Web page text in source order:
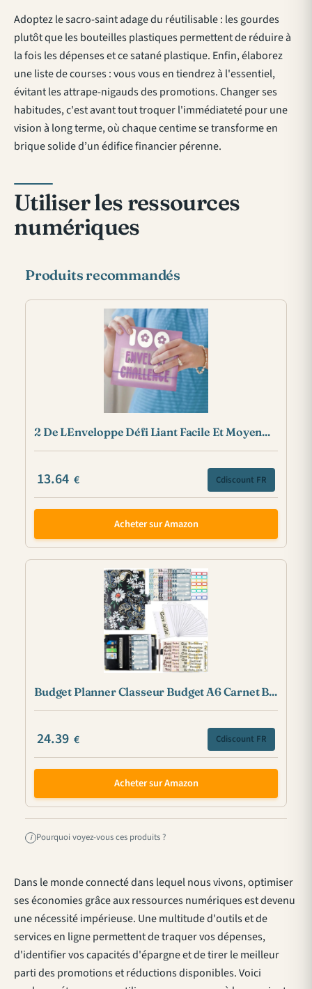
Adoptez le sacro-saint adage du réutilisable : les gourdes
plutôt que les bouteilles plastiques permettent de réduire à
la fois les dépenses et ce satané plastique. Enfin, élaborez
une liste de courses : vous vous en tiendrez à l'essentiel,
évitant les attrape-nigauds des promotions. Changer ses
habitudes, c'est avant tout troquer l'immédiateté pour une
vision à long terme, où chaque centime se transforme en
brique solide d’un édifice financier pérenne.
Utiliser les ressources
numériques
Produits recommandés
2 De LEnveloppe Défi Liant Facile Et Moyen...
13.64 € Cdiscount FR
Acheter sur Amazon
Budget Planner Classeur Budget A6 Carnet B...
24.39 € Cdiscount FR
Acheter sur Amazon
i Pourquoi voyez-vous ces produits ?
Dans le monde connecté dans lequel nous vivons, optimiser
ses économies grâce aux ressources numériques est devenu
une nécessité impérieuse. Une multitude d'outils et de
services en ligne permettent de traquer vos dépenses,
d'identifier vos capacités d'épargne et de tirer le meilleur
parti des promotions et réductions disponibles. Voici